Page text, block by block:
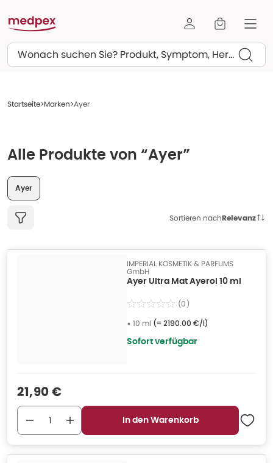
Suchen
Startseite Marken Ayer
Alle Produkte von “Ayer”
Ayer
Sortieren nachRelevanz
IMPERIAL KOSMETIK & PARFUMS
GmbH
Ayer Ultra Mat Ayerol 10 ml
(0)
• 10 ml (= 2190.00 €/l)
Sofort verfügbar
Verkaufspreis
21,90 €
In den Warenkorb